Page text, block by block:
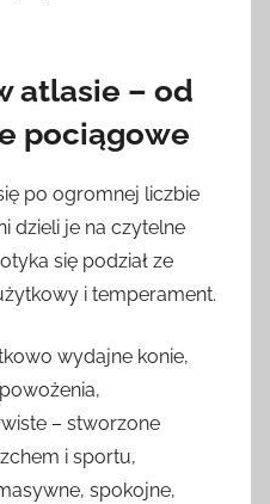
atlasie – od
pociągowe
po ogromnej liczbie
dzieli je na czytelne
się podział ze
i temperament.
wydajne konie,
– stworzone
i sportu,
spokojne,